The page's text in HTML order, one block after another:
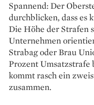
Spannend: Der
durchblicken, dass es
Die Höhe der Strafen
Unternehmen
Strabag oder Brau
Prozent
kommt rasch ein
zusammen.